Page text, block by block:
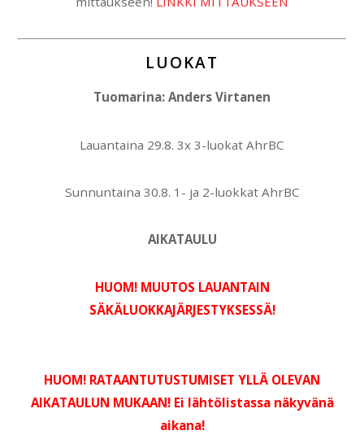
LUOKAT
Tuomarina: Anders Virtanen
Lauantaina 29.8. 3x 3-luokat AhrBC
Sunnuntaina 30.8. 1- ja 2-luokkat AhrBC
AIKATAULU
HUOM! MUUTOS LAUANTAIN
SÄKÄLUOKKAJÄRJESTYKSESSÄ!
HUOM! RATAANTUTUSTUMISET YLLÄ OLEVAN
AIKATAULUN MUKAAN! Ei lähtölistassa näkyvänä
aikana!